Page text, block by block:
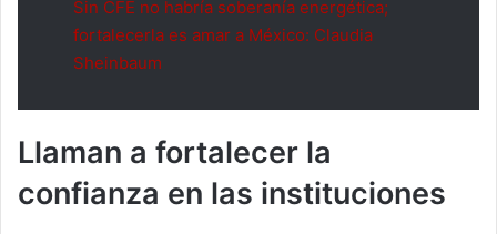
Sin CFE no habría soberanía energética;
fortalecerla es amar a México: Claudia
Sheinbaum
Llaman a fortalecer la
confianza en las instituciones